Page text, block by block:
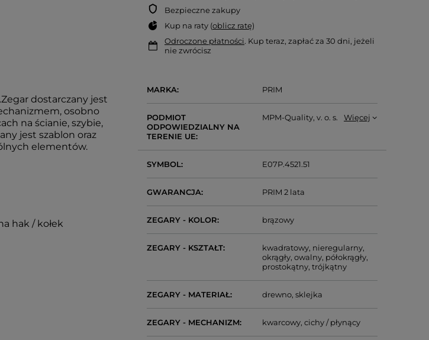
Bezpieczne zakupy
Kup na raty (oblicz ratę)
Odroczone płatności. Kup teraz, zapłać za 30 dni, jeżeli
nie zwrócisz
dostarczany jest
osobno
na ścianie, szybie,
jest szablon oraz
elementów.
hak / kołek
MARKA PRIM
PODMIOT
ODPOWIEDZIALNY NA
TERENIE UE
MPM-Quality, v. o. s. Więcej
SYMBOL E07P.4521.51
GWARANCJA PRIM 2 lata
ZEGARY - KOLOR brązowy
ZEGARY - KSZTAŁT kwadratowy nieregularny
okrągły owalny półokrągły
prostokątny trójkątny
ZEGARY - MATERIAŁ drewno sklejka
ZEGARY - MECHANIZM kwarcowy cichy / płynący